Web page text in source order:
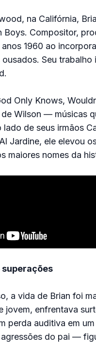
na Califórnia,
Boys. Compositor,
1960 ao
Seu
Only Knows,
Wilson — músicas
de seus irmãos
Jardine, ele elevou
maiores nomes da
superações
a vida de Brian foi
jovem, enfrentava
perda auditiva em
do pai —